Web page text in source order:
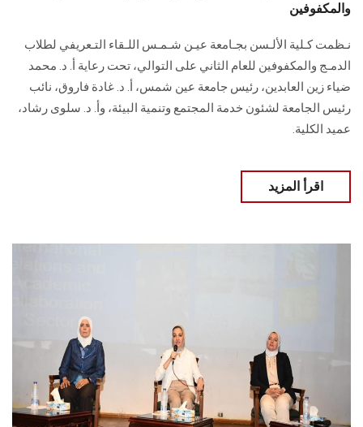
والمكفوفين
نـظمت كـلية الألـسن بجـامعة عيـن شـمـس اللـقاء التـعريفي لطلاب
الدمـج والمكفوفين للعام الثاني على التوالي، تحت رعاية أ. د. محمد
ضياء زين العابدين، رئيس جامعة عين شمس، أ. د. غادة فاروق، نائب
رئيس الجامعة لشئون خدمة المجتمع وتنمية البيئة، وأ. د. سلوى رشاد،
عميد الكلية.
اقرأ المزيد